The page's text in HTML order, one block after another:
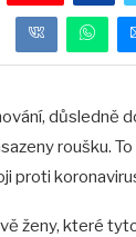
důsledně
roušku.
proti
ženy, které